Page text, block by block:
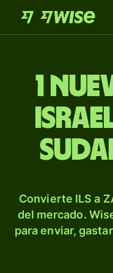
1
Convierte ILS a
del mercado.
para enviar,